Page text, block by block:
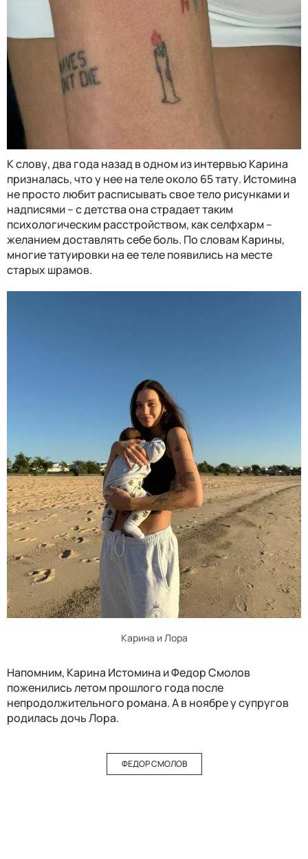
К слову, два года назад в одном из интервью Карина
призналась, что у нее на теле около 65 тату. Истомина
не просто любит расписывать свое тело рисунками и
надписями – с детства она страдает таким
психологическим расстройством, как селфхарм –
желанием доставлять себе боль. По словам Карины,
многие татуировки на ее теле появились на месте
старых шрамов.
Карина и Лора
Напомним, Карина Истомина и Федор Смолов
поженились летом прошлого года после
непродолжительного романа. А в ноябре у супругов
родилась дочь Лора.
ФЕДОР СМОЛОВ